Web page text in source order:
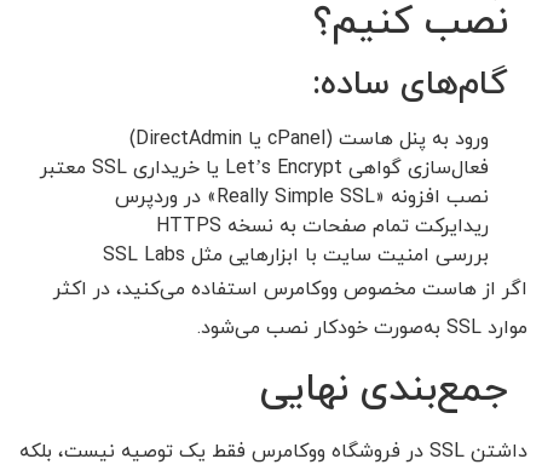
نصب کنیم؟
گام‌های ساده:
ورود به پنل هاست (cPanel یا DirectAdmin)
فعال‌سازی گواهی Let’s Encrypt یا خریداری SSL معتبر
نصب افزونه «Really Simple SSL» در وردپرس
ریدایرکت تمام صفحات به نسخه HTTPS
بررسی امنیت سایت با ابزارهایی مثل SSL Labs
اگر از هاست مخصوص ووکامرس استفاده می‌کنید، در اکثر
موارد SSL به‌صورت خودکار نصب می‌شود.
جمع‌بندی نهایی
داشتن SSL در فروشگاه ووکامرس فقط یک توصیه نیست، بلکه